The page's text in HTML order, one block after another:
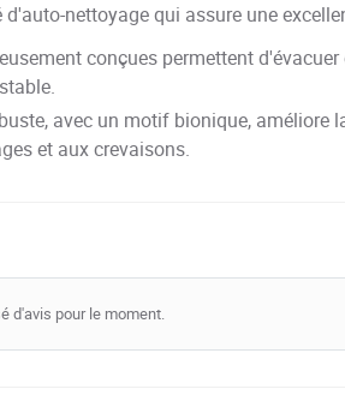
nettoyage qui assure une
conçues permettent
avec un motif bionique,
et aux crevaisons.
d'avis pour le moment.